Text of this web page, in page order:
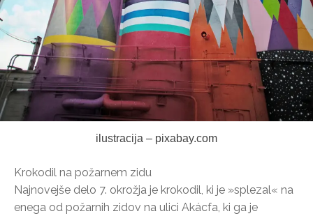
ilustracija – pixabay.com
Krokodil na požarnem zidu
Najnovejše delo 7. okrožja je krokodil, ki je »splezal« na
enega od požarnih zidov na ulici Akácfa, ki ga je